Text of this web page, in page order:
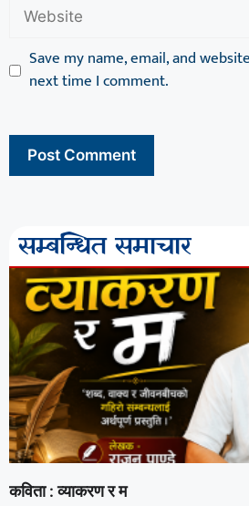
Save my name, email, and
next time I comment.
सम्बन्धित समाचार
कविता : व्याकरण र म